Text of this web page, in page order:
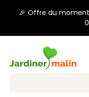
🎉 Offre du
Recherche,